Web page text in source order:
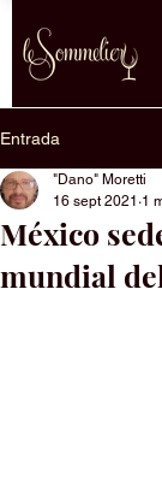
Entrada
México
mundial
"Dano" Moretti
16 sept 2021 1